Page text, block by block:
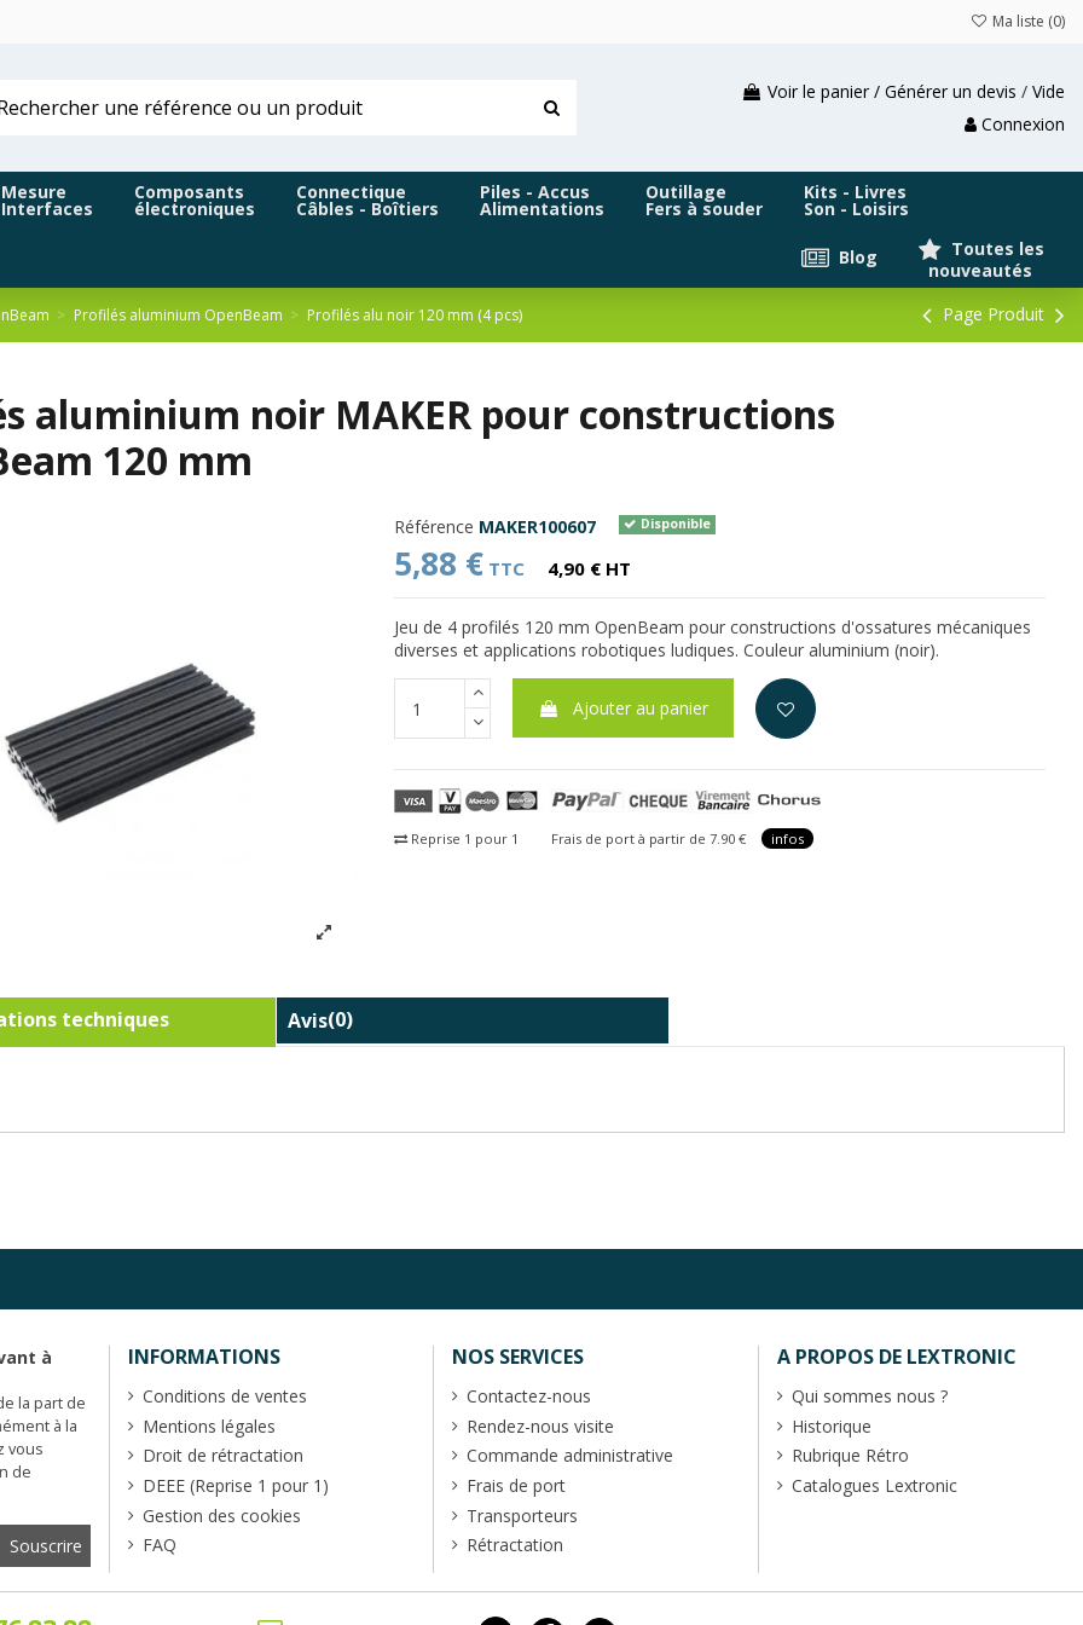
Ma liste (0)
Voir le panier / Générer un devis / Vide
Connexion
Mesure
Interfaces
Composants
électroniques
Connectique
Câbles - Boîtiers
Piles - Accus
Alimentations
Outillage
Fers à souder
Kits - Livres
Son - Loisirs
Toutes les
nouveautés
Blog
Profilés aluminium OpenBeam Profilés alu noir 120 mm (4 pcs) Page Produit
aluminium noir MAKER pour constructions
120 mm
Référence MAKER100607 Disponible
5,88 € TTC 4,90 € HT
Jeu de 4 profilés 120 mm OpenBeam pour constructions d'ossatures mécaniques
diverses et applications robotiques ludiques. Couleur aluminium (noir).
Ajouter au panier
Reprise 1 pour 1 Frais de port à partir de 7.90 € infos
techniques Avis(0)
à
la part de
à la
vous
de
INFORMATIONS
Conditions de ventes
Mentions légales
Droit de rétractation
DEEE (Reprise 1 pour 1)
Gestion des cookies
FAQ
NOS SERVICES
Contactez-nous
Rendez-nous visite
Commande administrative
Frais de port
Transporteurs
Rétractation
A PROPOS DE LEXTRONIC
Qui sommes nous ?
Historique
Rubrique Rétro
Catalogues Lextronic